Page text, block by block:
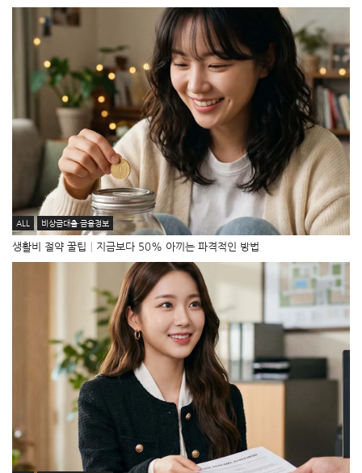
ALL 비상금대출·금융정보
생활비 절약 꿀팁│지금보다 50% 아끼는 파격적인 방법